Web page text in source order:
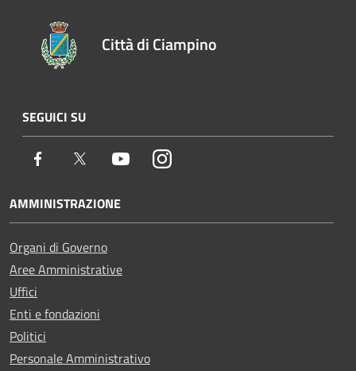
Città di Ciampino
SEGUICI SU
Facebook Twitter YoutubeInstagram
AMMINISTRAZIONE
Organi di Governo
Aree Amministrative
Uffici
Enti e fondazioni
Politici
Personale Amministrativo